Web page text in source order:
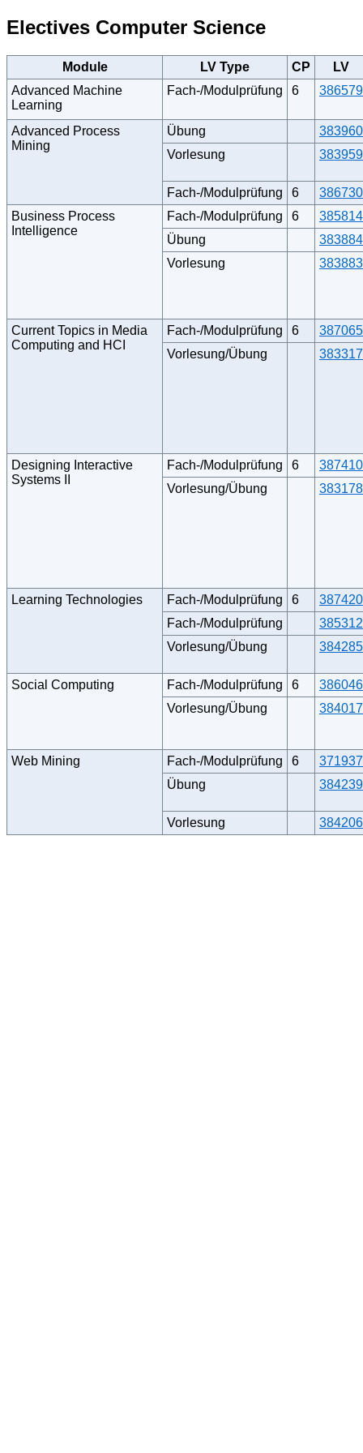
Electives Computer Science
Module LV Type CP
LV
Advanced Machine
Learning
Fach-/Modulprüfung 6 386579
Advanced Process
Mining
Übung
383960
Vorlesung
383959
Fach-/Modulprüfung 6
386730
Business Process
Intelligence
Fach-/Modulprüfung 6
385814
Übung
383884
Vorlesung
383883
Current Topics in Media
Computing and HCI
Fach-/Modulprüfung 6
387065
Vorlesung/Übung
383317
Designing Interactive
Systems II
Fach-/Modulprüfung 6
387410
Vorlesung/Übung
383178
Learning Technologies Fach-/Modulprüfung 6
387420
Fach-/Modulprüfung
385312
Vorlesung/Übung
384285
Social Computing Fach-/Modulprüfung 6
386046
Vorlesung/Übung
384017
Web Mining Fach-/Modulprüfung 6
371937
Übung
384239
Vorlesung 384206